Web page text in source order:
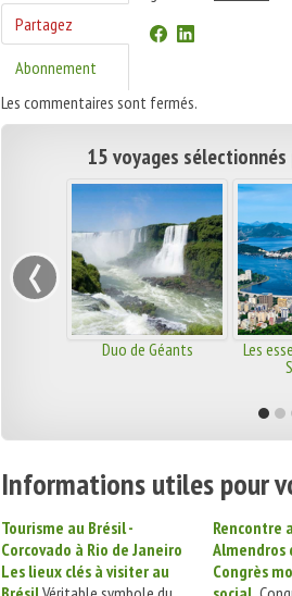
Partagez
Abonnement
Les commentaires sont fermés.
15 voyages
Duo de Géants
Les
‹
Informations utiles pour
Tourisme au Brésil -
Corcovado à Rio de Janeiro
Les lieux clés à visiter au
Rencontre
Almendros
Congrès